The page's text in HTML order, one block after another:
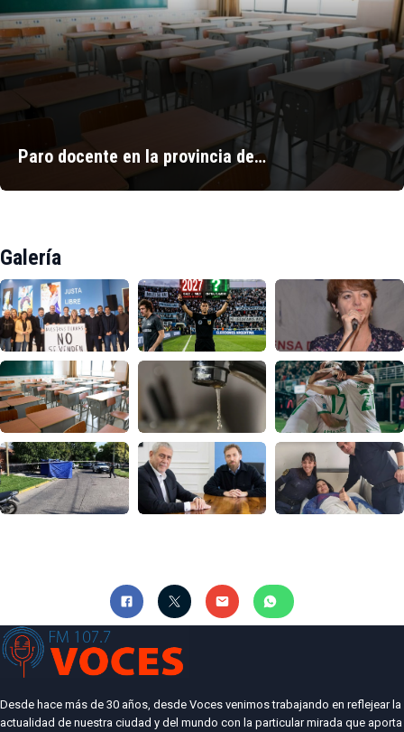
Paro docente en la provincia de…
Galería
Desde hace más de 30 años, desde Voces venimos trabajando en reflejear la
actualidad de nuestra ciudad y del mundo con la particular mirada que aporta